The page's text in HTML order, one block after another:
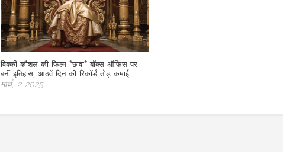
विक्की कौशल की फिल्म *छावा* बॉक्स ऑफिस पर
बनीं इतिहास, आठवें दिन की रिकॉर्ड तोड़ कमाई
मार्च, 2 2025